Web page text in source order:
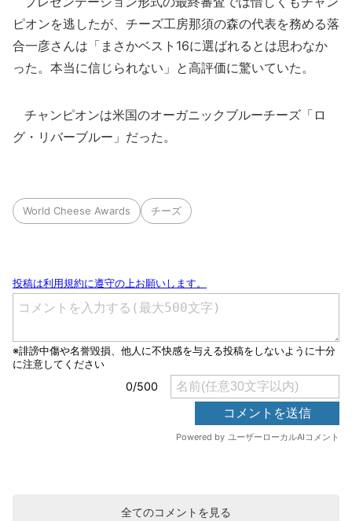
ピオンを逃したが、チーズ工房那須の森の代表を務める落
合一彦さんは「まさかベスト16に選ばれるとは思わなか
った。本当に信じられない」と高評価に驚いていた。
チャンピオンは米国のオーガニックブルーチーズ「ロ
グ・リバーブルー」だった。
World Cheese Awards チーズ
全てのコメントを見る